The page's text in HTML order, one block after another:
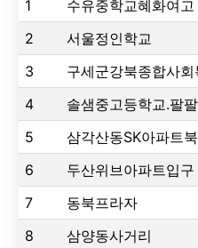
1
수유중학교혜화여고
2
서울정인학교
3
구세군강북종합사
4
솔샘중고등학교.팔
5
삼각산동SK아파트
6
두산위브아파트입구
7
동북프라자
8
삼양동사거리